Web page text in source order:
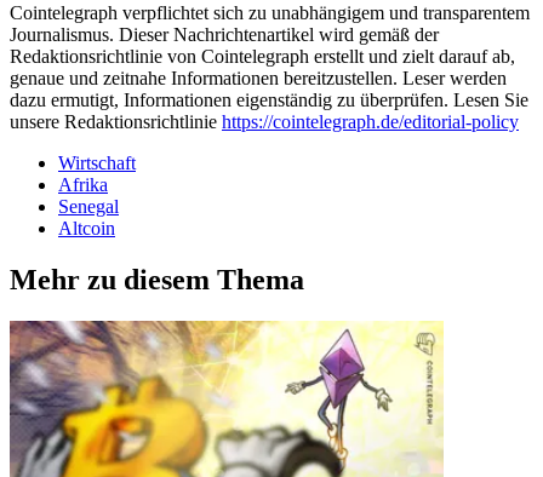
Cointelegraph verpflichtet sich zu unabhängigem und transparentem
Journalismus. Dieser Nachrichtenartikel wird gemäß der
Redaktionsrichtlinie von Cointelegraph erstellt und zielt darauf ab,
genaue und zeitnahe Informationen bereitzustellen. Leser werden
dazu ermutigt, Informationen eigenständig zu überprüfen. Lesen Sie
unsere Redaktionsrichtlinie https://cointelegraph.de/editorial-policy
Wirtschaft
Afrika
Senegal
Altcoin
Mehr zu diesem Thema